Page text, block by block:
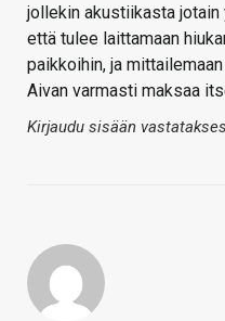
jollekin akustiikasta
että tulee laittamaan
paikkoihin, ja
Aivan varmasti maksaa
Kirjaudu sisään